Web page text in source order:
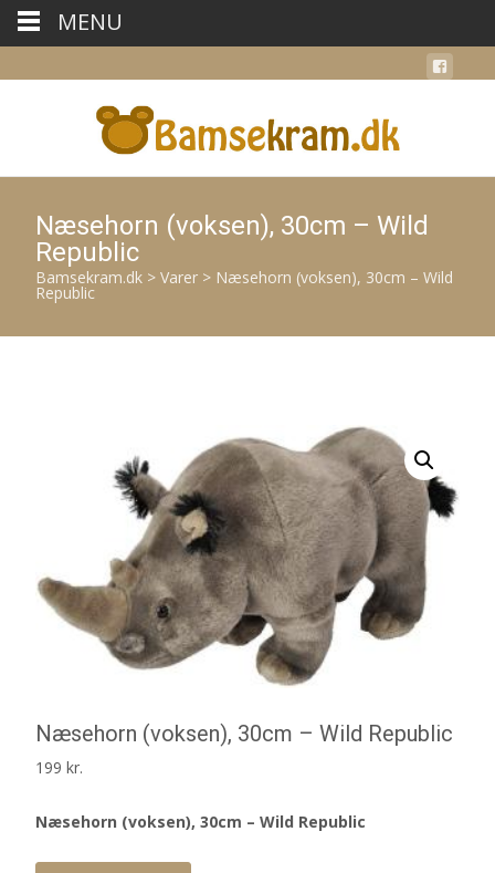
Næsehorn (voksen), 30cm – Wild
Republic
Bamsekram.dk > Varer > Næsehorn (voksen), 30cm – Wild
Republic
Næsehorn (voksen), 30cm – Wild Republic
199 kr.
Næsehorn (voksen), 30cm – Wild Republic
MENU